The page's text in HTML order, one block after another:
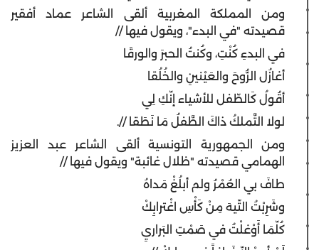
ومن المملكة المغربية ألقى الشاعر عماد أفقير
قصيدته "في البدء"، ويقول فيها //
في البدءِ كُنْتِ، وكُنتُ الحبرَ والورقَا
أغازُل الرُّوحَ والعَيْنينِ والخُلُقا
أقُولُ كَالطّفل للأشياء إنّكِ لِي
لولا التَّملكُ ذاكَ الطَّفلُ مَا نَطَقا //.
ومن الجمهورية التونسية ألقى الشاعر عبد العزيز
الهمامي قصيدته "ظلال غائبة" ويقول فيها //
طافَ بي العُمْرُ ولم أبلُغْ مَداهُ
وشَرِبْتُ التّيهَ مِنْ كَأْسِ اغْترابِكْ
كُلّمَا أَوْغلْتُ في صَمْتِ البَراريِ